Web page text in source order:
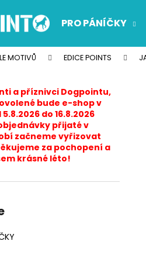
PRO PÁNÍČKY
MOTIVŮ EDICE POINTS
a příznivci Dogpointu,
bude e-shop v
do 16.8.2026
přijaté v
začneme vyřizovat
za pochopení a
krásné léto!